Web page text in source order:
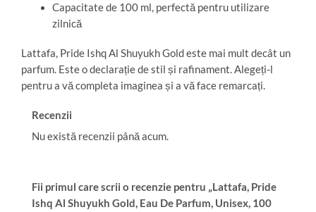
Capacitate de 100 ml, perfectă pentru utilizare
zilnică
Lattafa, Pride Ishq Al Shuyukh Gold este mai mult decât un
parfum. Este o declarație de stil și rafinament. Alegeți-l
pentru a vă completa imaginea și a vă face remarcați.
Recenzii
Nu există recenzii până acum.
Fii primul care scrii o recenzie pentru „Lattafa, Pride
Ishq Al Shuyukh Gold, Eau De Parfum, Unisex, 100